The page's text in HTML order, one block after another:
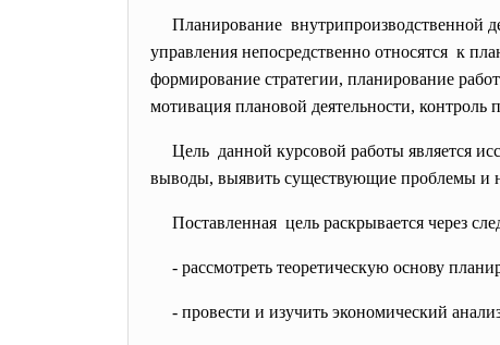
Планирование внутрипроизводственной
управления непосредственно относятся к
формирование стратегии, планирование
мотивация плановой деятельности, контроль
Цель данной курсовой работы является
выводы, выявить существующие проблемы и
Поставленная цель раскрывается через
- рассмотреть теоретическую основу
- провести и изучить экономический